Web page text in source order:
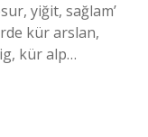
yiğit, sağlam’
kür arslan,
kür alp…